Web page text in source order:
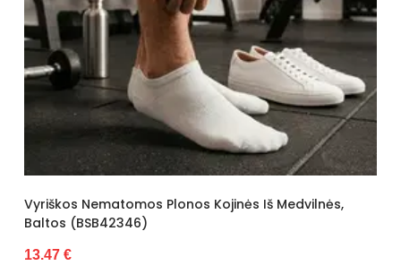
Vyriškos Nematomos Plonos Kojinės Iš Medvilnės,
Baltos (BSB42346)
13.47 €